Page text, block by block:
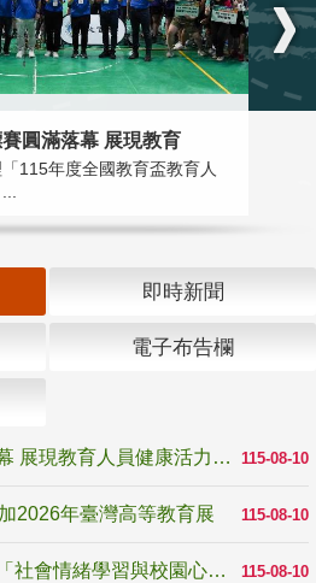
圓滿落幕 展現教育
115年度全國教育盃教育人
即時新聞
電子布告欄
115-08-10
教育盃球類錦標賽圓滿落幕 展現教育人員健康活力與團隊精神
115-08-10
2026年臺灣高等教育展
115-08-10
教育部鼓勵大專校院推動「社會情緒學習與校園心理健康促進計畫」 培育校園「心」韌性